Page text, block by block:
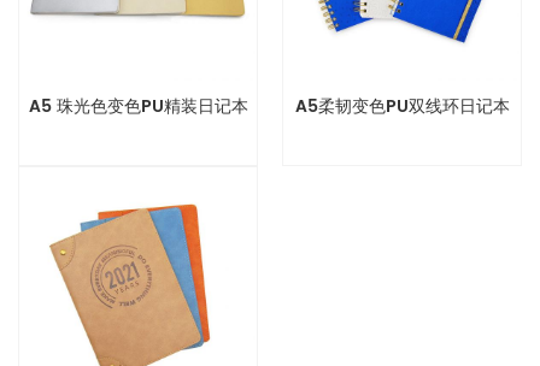
A5 珠光色变色PU精装日记本 A5柔韧变色PU双线环日记本